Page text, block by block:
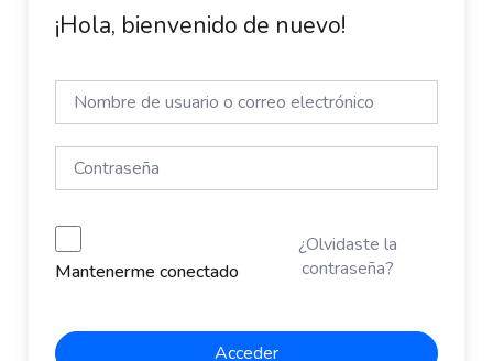
¡Hola, bienvenido de nuevo!
Mantenerme conectado
¿Olvidaste la
contraseña?
Acceder